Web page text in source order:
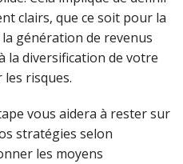
clairs, que ce soit pour la
génération de revenus
la diversification de votre
risques.
vous aidera à rester sur
stratégies selon
les moyens